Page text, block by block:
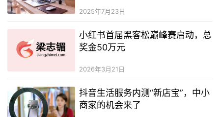
2025年7月23日
小红书首届黑客松巅峰赛启动，总
奖金50万元
2026年3月21日
抖音生活服务内测“新店宝”，中小
商家的机会来了